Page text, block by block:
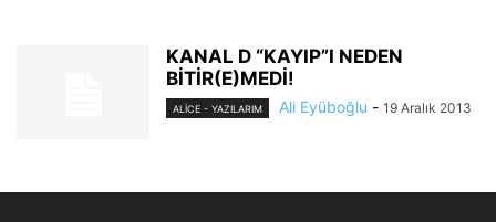
KANAL D “KAYIP”I NEDEN
BİTİR(E)MEDİ!
ALİCE - YAZILARIM Ali Eyüboğlu - 19 Aralık 2013